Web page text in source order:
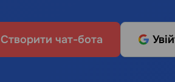
Створити чат-бота